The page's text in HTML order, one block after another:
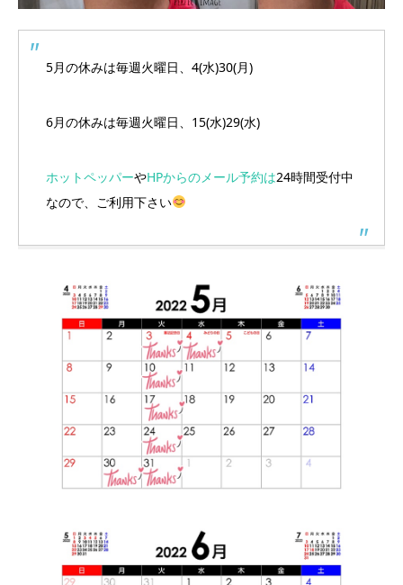
5月の休みは毎週火曜日、4(水)30(月)
6月の休みは毎週火曜日、15(水)29(水)
ホットペッパーやHPからのメール予約は24時間受付中
なので、ご利用下さい